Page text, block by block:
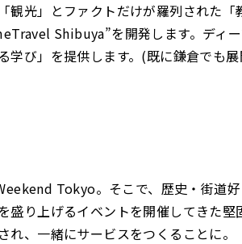
光」とファクトだけが羅列された「
Shibuya”を開発します。ディ
学び」を提供します。(既に鎌倉でも
Tokyo。そこで、歴史・街道
盛り上げるイベントを開催してきた
れ、一緒にサービスをつくることに。